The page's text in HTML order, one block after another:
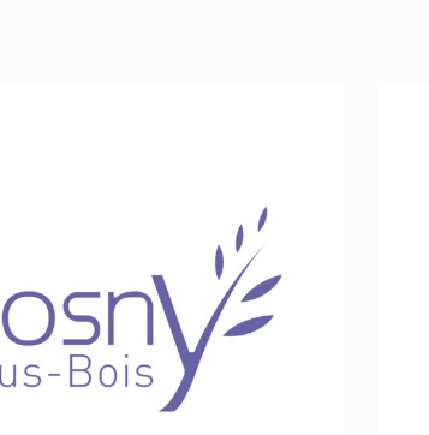
Ville de Rosny-sous-Bois
Stratégie et politique